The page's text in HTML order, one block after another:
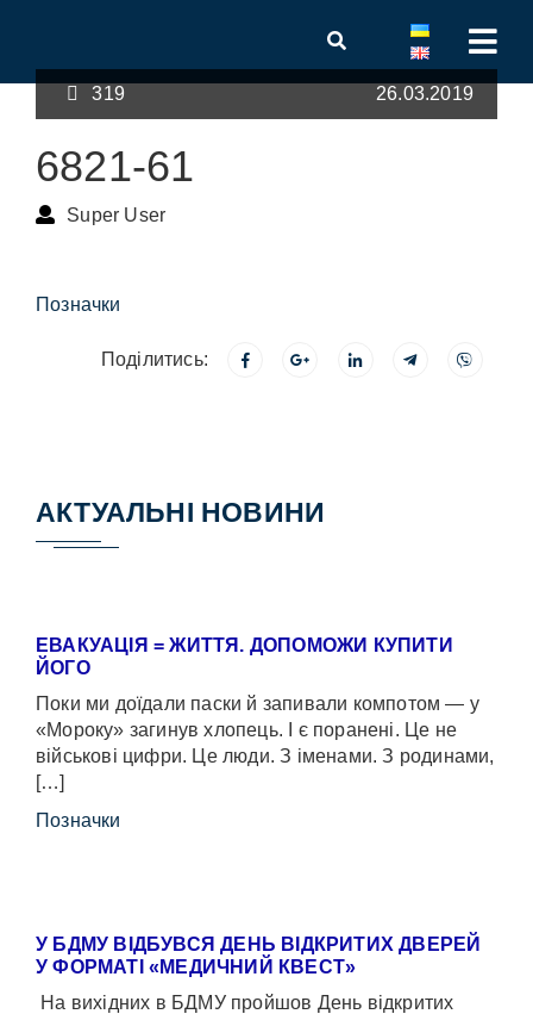
319 26.03.2019
6821-61
Super User
Позначки
Поділитись:
АКТУАЛЬНІ НОВИНИ
ЕВАКУАЦІЯ = ЖИТТЯ. ДОПОМОЖИ КУПИТИ
ЙОГО
Поки ми доїдали паски й запивали компотом — у
«Мороку» загинув хлопець. І є поранені. Це не
військові цифри. Це люди. З іменами. З родинами,
[…]
Позначки
У БДМУ ВІДБУВСЯ ДЕНЬ ВІДКРИТИХ ДВЕРЕЙ
У ФОРМАТІ «МЕДИЧНИЙ КВЕСТ»
На вихідних в БДМУ пройшов День відкритих